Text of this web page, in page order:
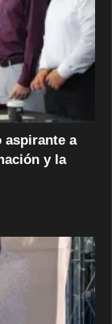
aspirante a
y la